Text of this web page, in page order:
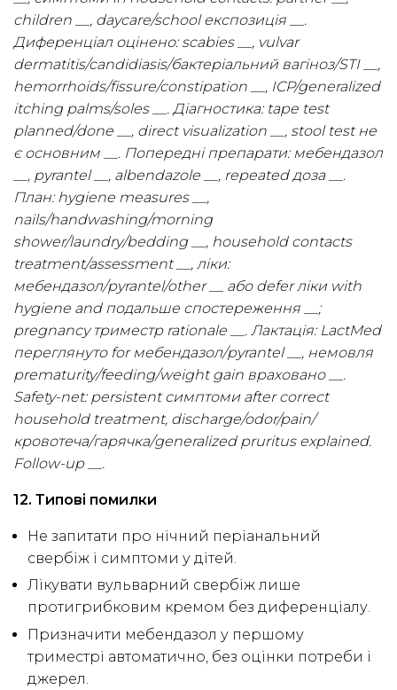
children __, daycare/school експозиція __.
Диференціал оцінено: scabies __, vulvar
dermatitis/candidiasis/бактеріальний вагіноз/STI __,
hemorrhoids/fissure/constipation __, ICP/generalized
itching palms/soles __. Діагностика: tape test
planned/done __, direct visualization __, stool test не
є основним __. Попередні препарати: мебендазол
__, pyrantel __, albendazole __, repeated доза __.
План: hygiene measures __,
nails/handwashing/morning
shower/laundry/bedding __, household contacts
treatment/assessment __, ліки:
мебендазол/pyrantel/other __ або defer ліки with
hygiene and подальше спостереження __;
pregnancy триместр rationale __. Лактація: LactMed
переглянуто for мебендазол/pyrantel __, немовля
prematurity/feeding/weight gain враховано __.
Safety-net: persistent симптоми after correct
household treatment, discharge/odor/pain/
кровотеча/гарячка/generalized pruritus explained.
Follow-up __.
12. Типові помилки
Не запитати про нічний періанальний
свербіж і симптоми у дітей.
Лікувати вульварний свербіж лише
протигрибковим кремом без диференціалу.
Призначити мебендазол у першому
триместрі автоматично, без оцінки потреби і
джерел.